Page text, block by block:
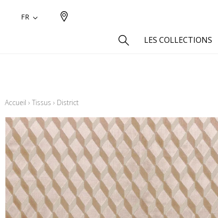
FR
LES COLLECTIONS
Coton
Laine
Lin
Accueil › Tissus › District